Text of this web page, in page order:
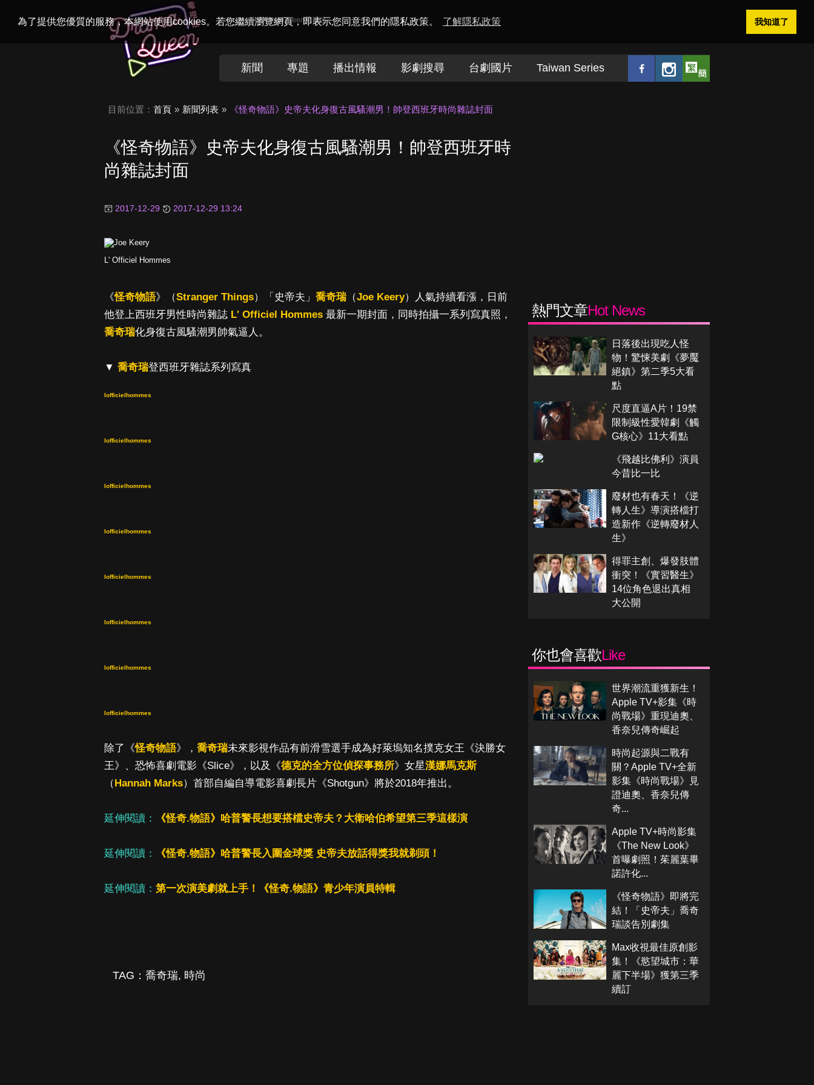
為了提供您優質的服務，本網站使用cookies。若您繼續瀏覽網頁，即表示您同意我們的隱私政策。 了解隱私政策 我知道了
Welcome toDramaQueen電視迷
新聞 專題 播出情報 影劇搜尋 台劇國片 Taiwan Series
目前位置： 首頁 新聞列表 《怪奇物語》史帝夫化身復古風騷潮男！帥登西班牙時尚雜誌封面
《怪奇物語》史帝夫化身復古風騷潮男！帥登西班牙時
尚雜誌封面
2017-12-29 2017-12-29 13:24
L' Officiel Hommes
《怪奇物語》（Stranger Things）「史帝夫」 喬奇瑞（Joe Keery）人氣持續看漲，日前
他登上西班牙男性時尚雜誌 L' Officiel Hommes 最新一期封面，同時拍攝一系列寫真照，
喬奇瑞化身復古風騷潮男帥氣逼人。
▼ 喬奇瑞登西班牙雜誌系列寫真
lofficielhommes
lofficielhommes
lofficielhommes
lofficielhommes
lofficielhommes
lofficielhommes
lofficielhommes
lofficielhommes
除了《怪奇物語》， 喬奇瑞未來影視作品有前滑雪選手成為好萊塢知名撲克女王《決勝女
王》、恐怖喜劇電影《Slice》，以及《德克的全方位偵探事務所》女星漢娜馬克斯
（Hannah Marks）首部自編自導電影喜劇長片《Shotgun》將於2018年推出。
延伸閱讀： 《怪奇.物語》哈普警長想要搭檔史帝夫？大衛哈伯希望第三季這樣演
延伸閱讀： 《怪奇.物語》哈普警長入圍金球獎 史帝夫放話得獎我就剃頭！
延伸閱讀： 第一次演美劇就上手！《怪奇.物語》青少年演員特輯
TAG： 喬奇瑞, 時尚
熱門文章Hot News
日落後出現吃人怪
物！驚悚美劇《夢魘
絕鎮》第二季5大看
點
尺度直逼A片！19禁
限制級性愛韓劇《觸
G核心》11大看點
《飛越比佛利》演員
今昔比一比
廢材也有春天！《逆
轉人生》導演搭檔打
造新作《逆轉廢材人
生》
得罪主創、爆發肢體
衝突！《實習醫生》
14位角色退出真相
大公開
你也會喜歡Like
世界潮流重獲新生！
Apple TV+影集《時
尚戰場》重現迪奧、
香奈兒傳奇崛起
時尚起源與二戰有
關？Apple TV+全新
影集《時尚戰場》見
證迪奧、香奈兒傳
奇...
Apple TV+時尚影集
《The New Look》
首曝劇照！茱麗葉畢
諾許化...
《怪奇物語》即將完
結！「史帝夫」喬奇
瑞談告別劇集
Max收視最佳原創影
集！《慾望城市：華
麗下半場》獲第三季
續訂